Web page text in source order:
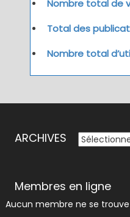
Nombre total de
Total des
Nombre total
ARCHIVES ARCHIVES
Membres en ligne
Aucun membre ne se